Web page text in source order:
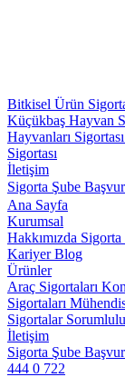
Bitkisel Ürün
Küçükbaş Hayvan
Hayvanları Sigortası
Sigortası
İletişim
Sigorta Şube
Ana Sayfa
Kurumsal
Hakkımızda
KariyerBlog
Ürünler
Araç Sigortaları
Sigortaları
Sigortalar
İletişim
Sigorta Şube
444 0 722